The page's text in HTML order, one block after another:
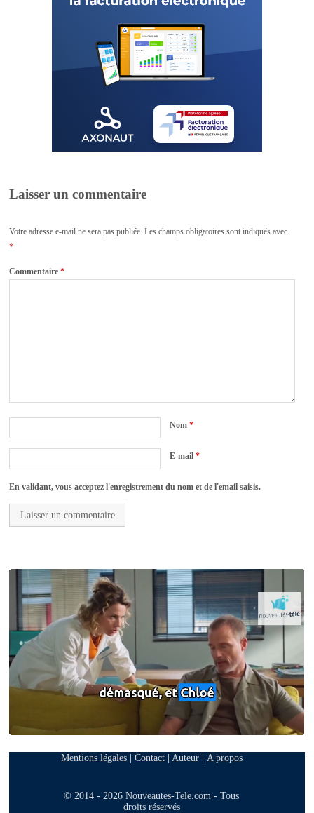
Laisser un commentaire
Votre adresse e-mail ne sera pas publiée. Les champs obligatoires sont indiqués avec
*
Commentaire*
Nom*
E-mail*
En validant, vous acceptez l'enregistrement du nom et de l'email saisis.
Mentions légales| Contact| Auteur| A propos
© 2014 - 2026 Nouveautes-Tele.com - Tous
droits réservés